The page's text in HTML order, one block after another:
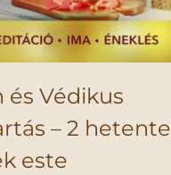
és Védikus
– 2 hetente
este